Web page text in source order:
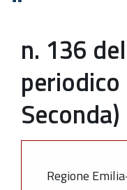
n. 136
Seconda)
Regione